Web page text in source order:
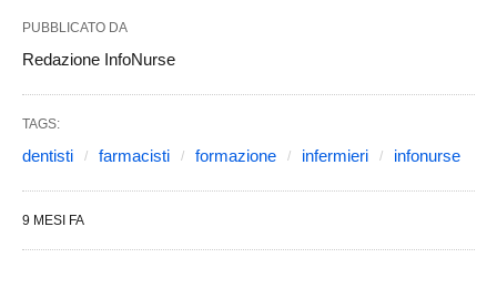
PUBBLICATO DA
Redazione InfoNurse
TAGS:
dentisti farmacisti formazione infermieri infonurse
9 MESI FA